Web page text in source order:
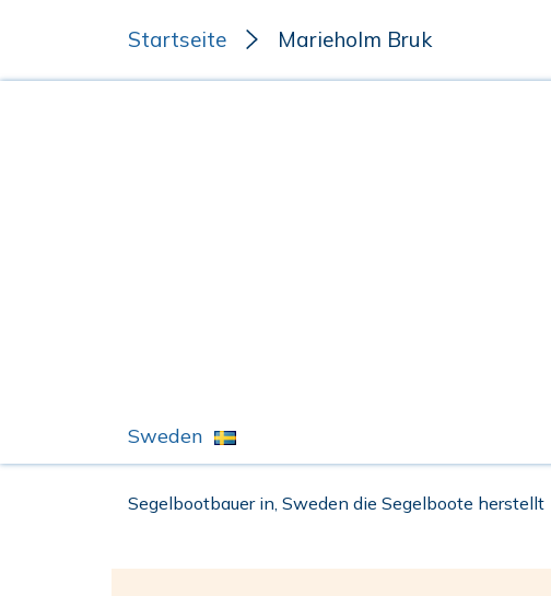
Startseite Marieholm Bruk
Sweden
Segelbootbauer in, Sweden die Segelboote herstellt